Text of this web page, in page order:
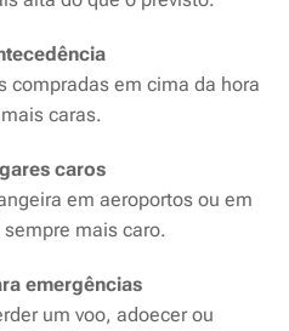
compradas em cima da hora
caras.
caros
em aeroportos ou em
mais caro.
emergências
um voo, adoecer ou